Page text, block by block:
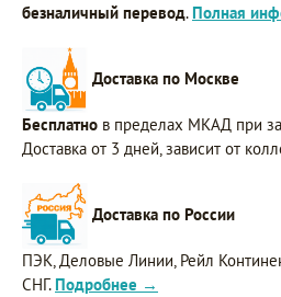
безналичный перевод. Полная
Доставка по Москве
Бесплатно в пределах МКАД при
Доставка от 3 дней, зависит от
Доставка по России
ПЭК, Деловые Линии, Рейл
СНГ. Подробнее →